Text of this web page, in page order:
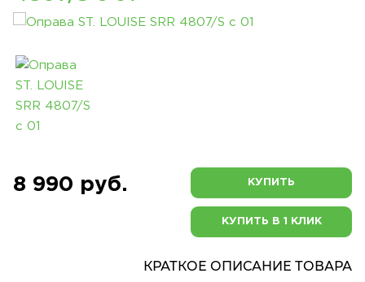
8 990 руб. КУПИТЬ
КУПИТЬ В 1 КЛИК
КРАТКОЕ ОПИСАНИЕ ТОВАРА